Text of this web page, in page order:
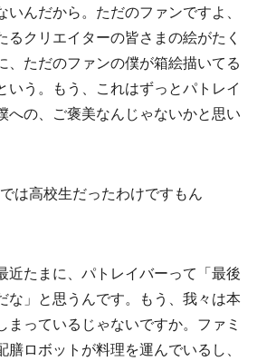
んだから。ただのファンですよ、
るクリエイターの皆さまの絵がたく
、ただのファンの僕が箱絵描いてる
いう。もう、これはずっとパトレイ
への、ご褒美なんじゃないかと思い
は高校生だったわけですもん
たまに、パトレイバーって「最後
な」と思うんです。もう、我々は本
まっているじゃないですか。ファミ
ロボットが料理を運んでいるし、